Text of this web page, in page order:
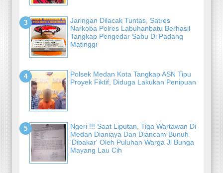
Jaringan Dilacak Tuntas, Satres
Narkoba Polres Labuhanbatu Berhasil
Tangkap Pengedar Sabu Di Padang
Matinggi
Polsek Medan Kota Tangkap ASN Tipu
Proyek Fiktif, Diduga Lakukan Penipuan
Ngeri !!! Saat Liputan, Tiga Wartawan Di
Medan Dianiaya Dan Diancam Bunuh
'Dibakar' Oleh Puluhan Warga Jl Bunga
Mayang Lau Cih